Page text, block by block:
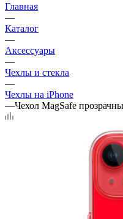
Главная
—
Каталог
—
Аксессуары
—
Чехлы и стекла
—
Чехлы на iPhone
—Чехол MagSafe